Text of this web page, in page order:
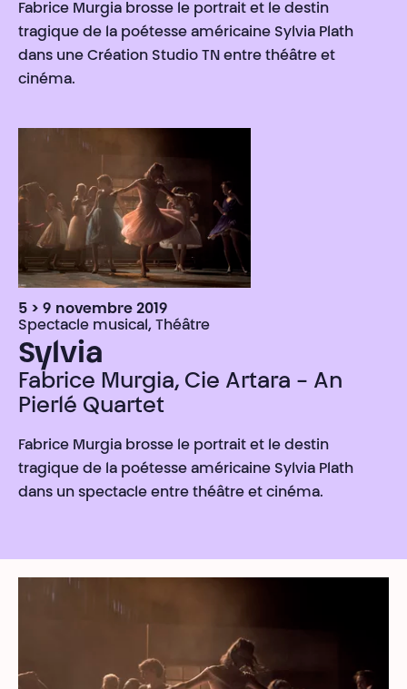
Fabrice Murgia brosse le portrait et le destin
tragique de la poétesse américaine Sylvia Plath
dans une Création Studio TN entre théâtre et
cinéma.
5 > 9 novembre 2019
Spectacle musical, Théâtre
Sylvia
Fabrice Murgia, Cie Artara - An
Pierlé Quartet
Fabrice Murgia brosse le portrait et le destin
tragique de la poétesse américaine Sylvia Plath
dans un spectacle entre théâtre et cinéma.